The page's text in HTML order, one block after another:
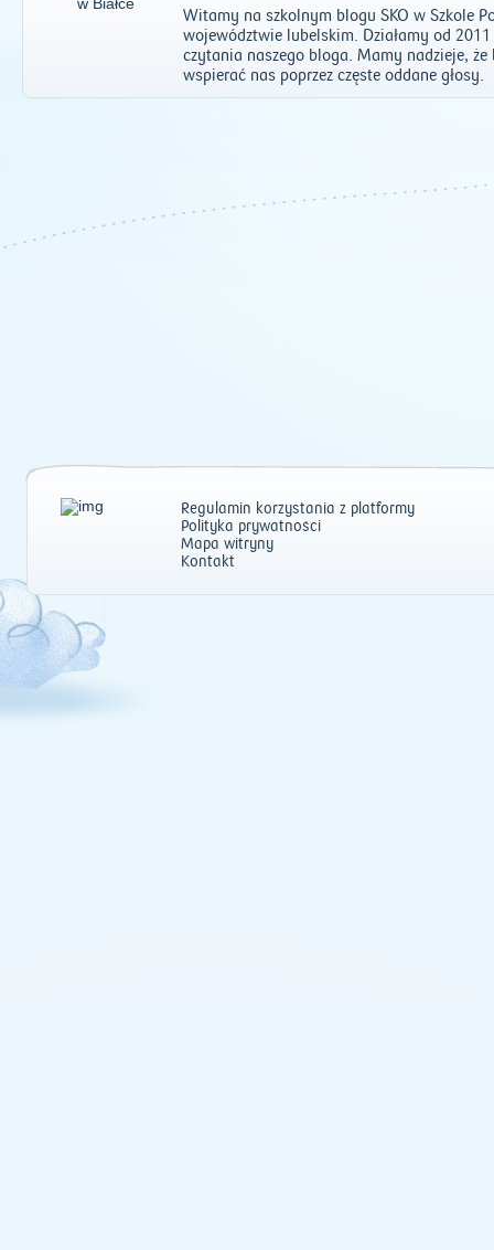
Witamy na szkolnym blogu SKO w Szkole
województwie lubelskim. Działamy od
czytania naszego bloga. Mamy nadzieje,
wspierać nas poprzez częste oddane głosy.
2011| 2012|
Regulamin korzystania z platformy
Polityka prywatności
Mapa witryny
Kontakt